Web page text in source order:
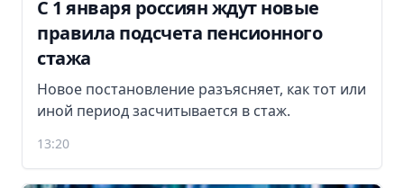
С 1 января россиян ждут новые
правила подсчета пенсионного
стажа
Новое постановление разъясняет, как тот или
иной период засчитывается в стаж.
13:20